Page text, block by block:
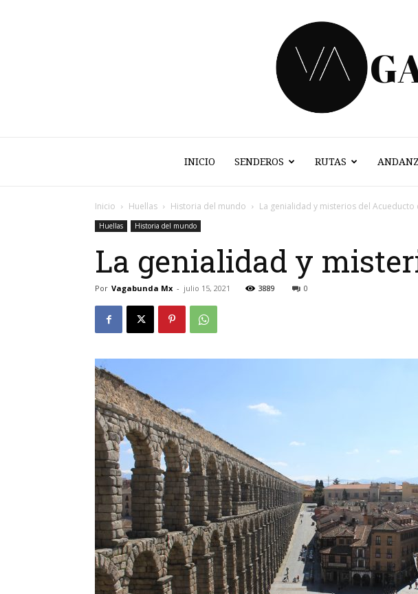
INICIO SENDEROS RUTAS
Inicio Huellas Historia del mundo La genialidad y misterios del Acueducto
Huellas Historia del mundo
La genialidad y
Por Vagabunda Mx - julio 15, 2021 3889 0